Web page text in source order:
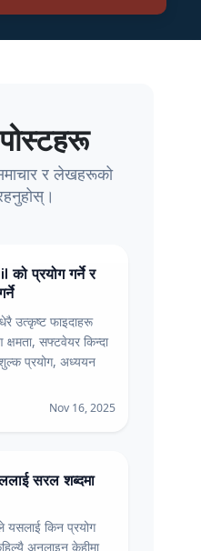
र लेखहरूको
प्रयोग गर्ने र
उत्कृष्ट फाइदाहरू
सफ्टवेयर किन्दा
प्रयोग, अध्ययन
Nov 16, 2025
सरल शब्दमा
यसलाई किन प्रयोग
अनलाइन केहीमा